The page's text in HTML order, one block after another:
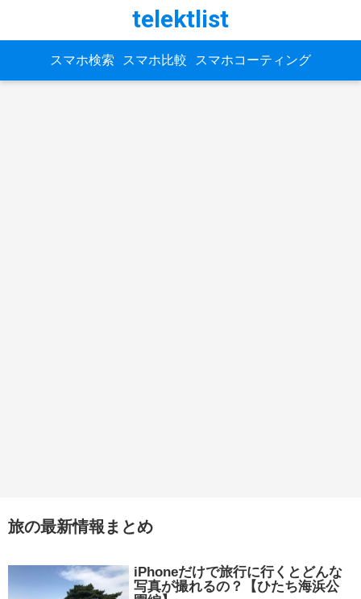
telektlist
スマホ検索 スマホ比較 スマホコーティング
旅の最新情報まとめ
iPhoneだけで旅行に行くとどんな
写真が撮れるの？【ひたち海浜公